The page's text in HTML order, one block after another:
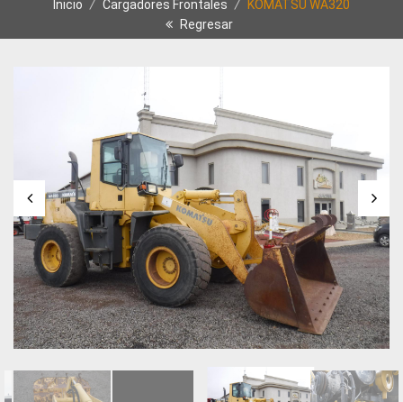
Inicio / Cargadores Frontales /
KOMATSU WA320
Regresar